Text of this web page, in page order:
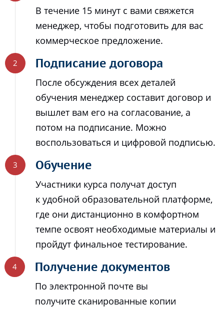
В течение 15 минут с вами свяжется
менеджер, чтобы подготовить для вас
коммерческое предложение.
Подписание договора
После обсуждения всех деталей
обучения менеджер составит договор и
вышлет вам его на согласование, а
потом на подписание. Можно
воспользоваться и цифровой подписью.
Обучение
Участники курса получат доступ
к удобной образовательной платформе,
где они дистанционно в комфортном
темпе освоят необходимые материалы и
пройдут финальное тестирование.
Получение документов
По электронной почте вы
получите сканированные копии